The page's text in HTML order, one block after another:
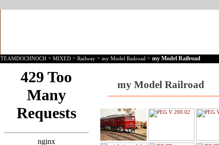
TEAMDOCHNOCH > MIXED > Railway > my Model Railroad > my Model Railroad
my Model Railroad